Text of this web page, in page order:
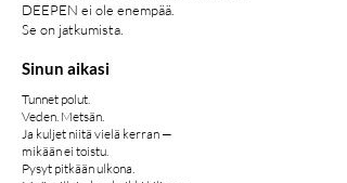
DEEPEN ei ole enempää.
Se on jatkumista.
Sinun aikasi
Tunnet polut.
Veden. Metsän.
Ja kuljet niitä vielä kerran —
mikään ei toistu.
Pysyt pitkään ulkona.